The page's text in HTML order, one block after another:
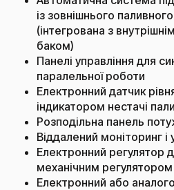
із зовнішнього
(інтегрована з
баком)
Панелі управління для
паралельної роботи
Електронний датчик
індикатором нестачі
Розподільна панель
Віддалений моніторинг і
Електронний регулятор
механічним регулятором
Електронний або